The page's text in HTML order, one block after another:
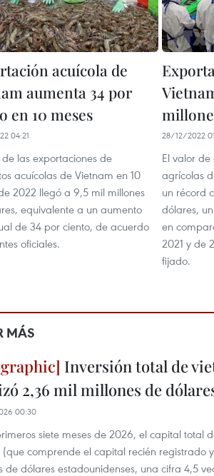
acuícola de
aumenta 34 por
en 10 meses
04:21
de las exportaciones de
acuícolas de Vietnam en 10
2022 llegó a 9,5 mil millones
equivalente a un aumento
de 34 por ciento, de acuerdo
oficiales.
28/12/2022
El valor
agrícolas
un récord
dólares,
en
2021 y de
fijado.
MÁS
Inversión total de
2,36 mil millones de
00:30
siete meses de 2026, el capital total
(que comprende el capital recién registrado
de dólares estadounidenses, una cifra 4,5